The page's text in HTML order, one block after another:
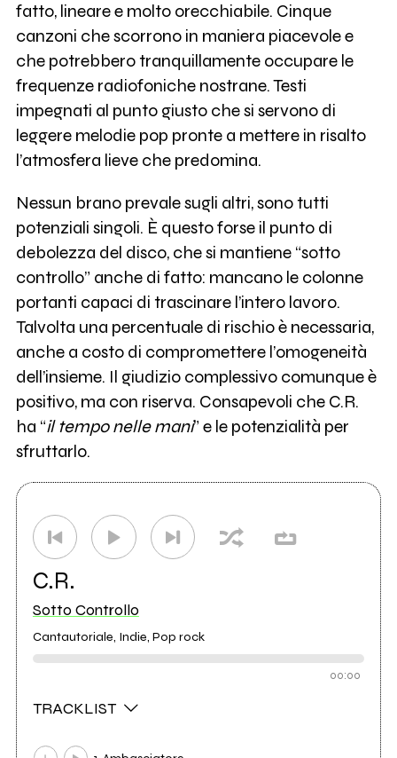
fatto, lineare e molto orecchiabile. Cinque
canzoni che scorrono in maniera piacevole e
che potrebbero tranquillamente occupare le
frequenze radiofoniche nostrane. Testi
impegnati al punto giusto che si servono di
leggere melodie pop pronte a mettere in risalto
l’atmosfera lieve che predomina.
Nessun brano prevale sugli altri, sono tutti
potenziali singoli. È questo forse il punto di
debolezza del disco, che si mantiene “sotto
controllo” anche di fatto: mancano le colonne
portanti capaci di trascinare l’intero lavoro.
Talvolta una percentuale di rischio è necessaria,
anche a costo di compromettere l’omogeneità
dell’insieme. Il giudizio complessivo comunque è
positivo, ma con riserva. Consapevoli che C.R.
ha “il tempo nelle mani” e le potenzialità per
sfruttarlo.
C.R.
Sotto Controllo
Cantautoriale, Indie, Pop rock
00:00
TRACKLIST